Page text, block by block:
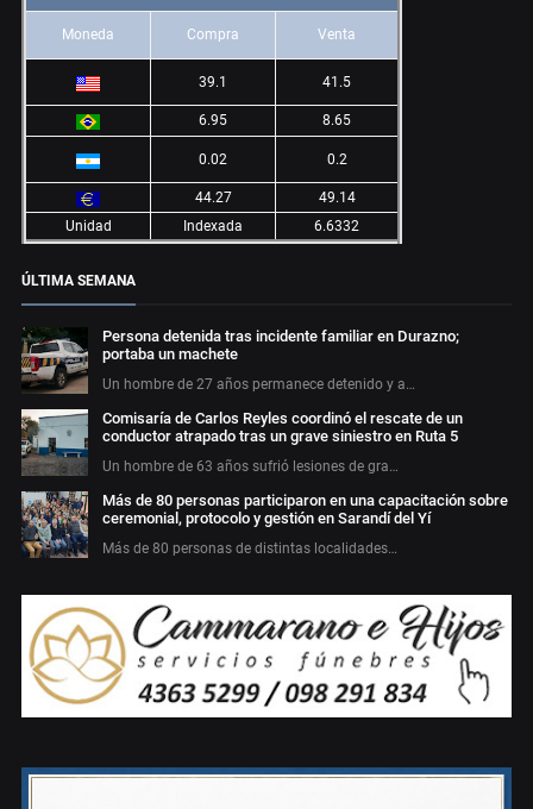
Moneda Compra Venta
39.1 41.5
6.95 8.65
0.02 0.2
44.27
49.14
Unidad
Indexada 6.6332
ÚLTIMA SEMANA
Persona detenida tras incidente familiar en Durazno;
portaba un machete
Un hombre de 27 años permanece detenido y a…
Comisaría de Carlos Reyles coordinó el rescate de un
conductor atrapado tras un grave siniestro en Ruta 5
Un hombre de 63 años sufrió lesiones de gra…
Más de 80 personas participaron en una capacitación sobre
ceremonial, protocolo y gestión en Sarandí del Yí
Más de 80 personas de distintas localidades…